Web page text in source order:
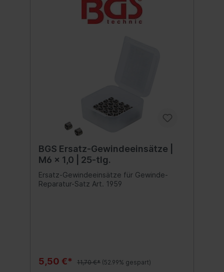
BGS Ersatz-Gewindeeinsätze |
M6 x 1,0 | 25-tlg.
Ersatz-Gewindeeinsätze für Gewinde-
Reparatur-Satz Art. 1959
5,50 €* 11,70 €* (52.99% gespart)